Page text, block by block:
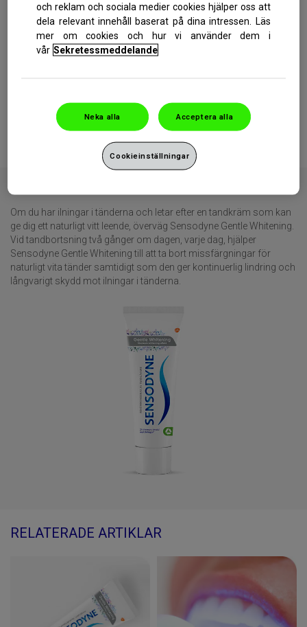
Whitening tandkrämer kan vara ett prisvärt alternativ, men det gäller
att hitta rätt whitening tandkräm.
Om du har ilningar i tänderna och letar efter en tandkräm som kan
ge dig ett naturligt vitt leende, överväg Sensodyne Gentle Whitening.
Vid tandbortsning två gånger om dagen, varje dag, hjälper
Sensodyne Gentle Whitening till att ta bort missfärgningar för
naturligt vita tänder samtidigt som den ger kontinuerlig lindring och
långvarigt skydd mot ilningar i tänderna.
RELATERADE ARTIKLAR
och reklam och sociala medier cookies hjälper oss att
dela relevant innehåll baserat på dina intressen. Läs
mer om cookies och hur vi använder dem i
vår Sekretessmeddelande
Neka alla Acceptera alla
Cookieinställningar